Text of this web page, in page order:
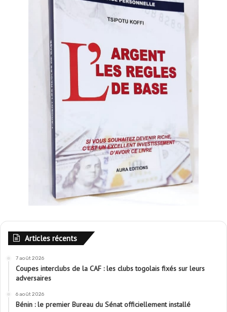
Articles récents
7 août 2026
Coupes interclubs de la CAF : les clubs togolais fixés sur leurs
adversaires
6 août 2026
Bénin : le premier Bureau du Sénat officiellement installé